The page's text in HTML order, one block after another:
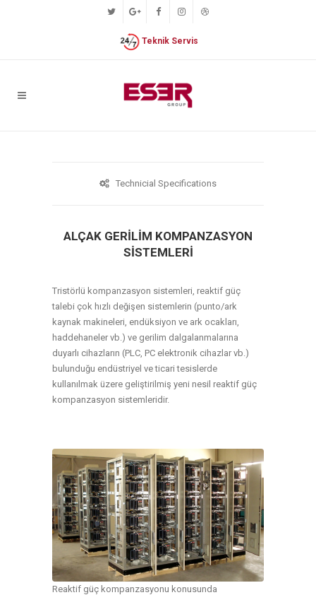
Teknik Servis
Technicial Specifications
ALÇAK GERİLİM KOMPANZASYON
SİSTEMLERİ
Tristörlü kompanzasyon sistemleri, reaktif güç
talebi çok hızlı değişen sistemlerin (punto/ark
kaynak makineleri, endüksiyon ve ark ocakları,
haddehaneler vb.) ve gerilim dalgalanmalarına
duyarlı cihazların (PLC, PC elektronik cihazlar vb.)
bulunduğu endüstriyel ve ticari tesislerde
kullanılmak üzere geliştirilmiş yeni nesil reaktif güç
kompanzasyon sistemleridir.
Reaktif güç kompanzasyonu konusunda